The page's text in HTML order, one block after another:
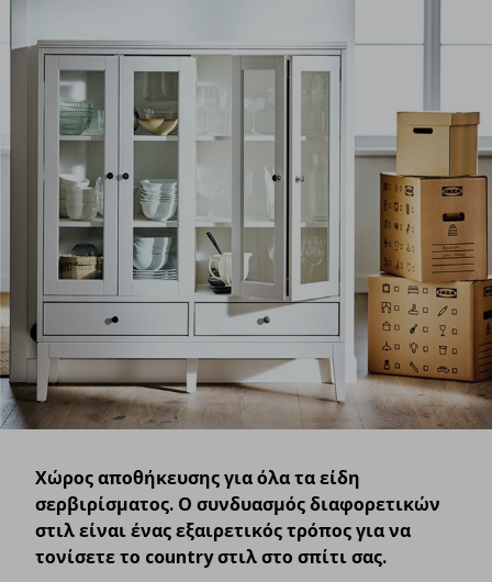
Χώρος αποθήκευσης για όλα τα είδη
σερβιρίσματος. O συνδυασμός διαφορετικών
στιλ είναι ένας εξαιρετικός τρόπος για να
τονίσετε το country στιλ στο σπίτι σας.